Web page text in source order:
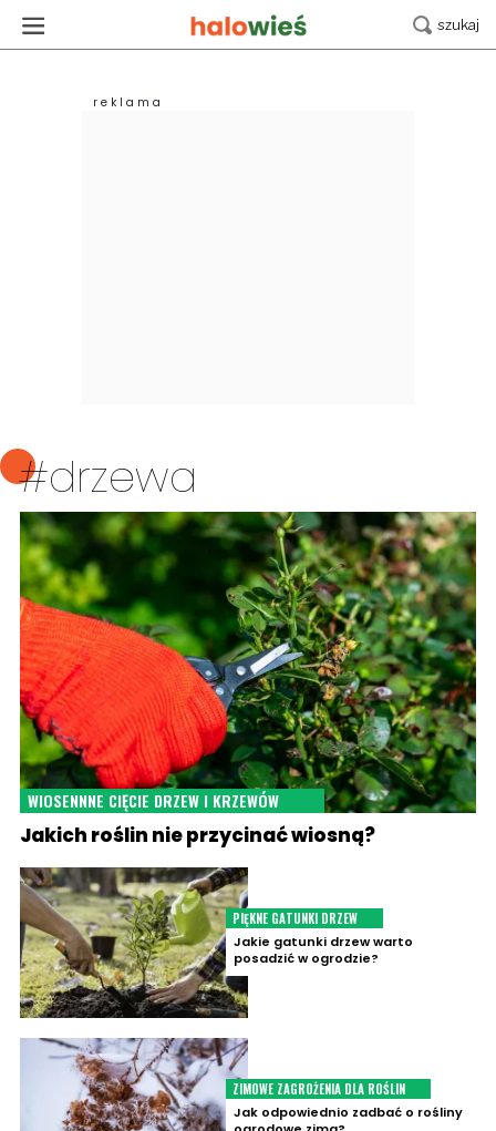
#drzewa
WIOSENNNE CIĘCIE DRZEW I KRZEWÓW
Jakich roślin nie przycinać wiosną?
PIĘKNE GATUNKI DRZEW
Jakie gatunki drzew warto
posadzić w ogrodzie?
ZIMOWE ZAGROŻENIA DLA ROŚLIN
Jak odpowiednio zadbać o rośliny